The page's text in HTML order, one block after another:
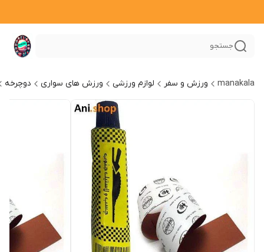
جستجو
manakala ورزش و سفر لوازم ورزشی ورزش های سواری دوچرخه